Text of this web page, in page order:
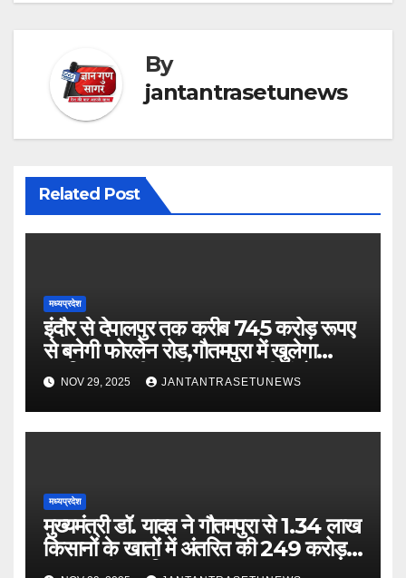
By
jantantrasetunews
Related Post
मध्यप्रदेश
इंदौर से देपालपुर तक करीब 745 करोड़ रूपए
से बनेगी फोरलेन रोड,गौतमपुरा में खुलेगा
महाविद्यालय, पीएचसी अब सीएचसी में होगा
अपग्रेड
NOV 29, 2025 JANTANTRASETUNEWS
मध्यप्रदेश
मुख्यमंत्री डॉ. यादव ने गौतमपुरा से 1.34 लाख
किसानों के खातों में अंतरित की 249 करोड़
रूपए भावांतर राशि